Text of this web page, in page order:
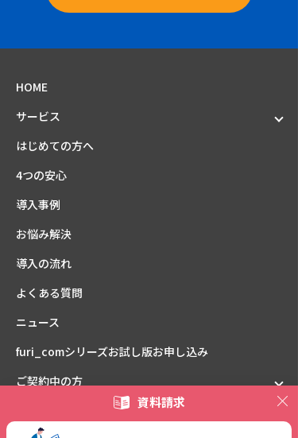
HOME
サービス
はじめての方へ
4つの安心
導入事例
お悩み解決
導入の流れ
よくある質問
ニュース
furi_comシリーズお試し版お申し込み
ご契約中の方
資料請求